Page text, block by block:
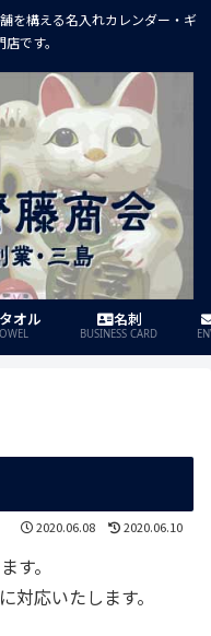
を構える名入れカレンダー・ギ
です。
オル 名刺
BUSINESS CARD
2020.06.08 2020.06.10
す。
対応いたします。